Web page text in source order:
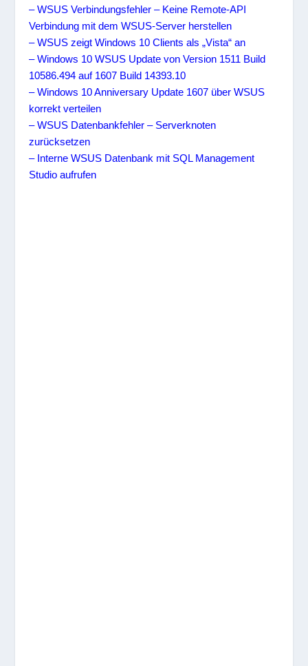
– WSUS Verbindungsfehler – Keine Remote-API
Verbindung mit dem WSUS-Server herstellen
– WSUS zeigt Windows 10 Clients als „Vista“ an
– Windows 10 WSUS Update von Version 1511 Build
10586.494 auf 1607 Build 14393.10
– Windows 10 Anniversary Update 1607 über WSUS
korrekt verteilen
– WSUS Datenbankfehler – Serverknoten
zurücksetzen
– Interne WSUS Datenbank mit SQL Management
Studio aufrufen